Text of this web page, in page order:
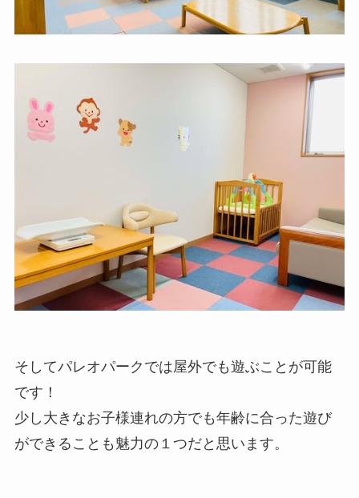
そしてパレオパークでは屋外でも遊ぶことが可能
です！
少し大きなお子様連れの方でも年齢に合った遊び
ができることも魅力の１つだと思います。